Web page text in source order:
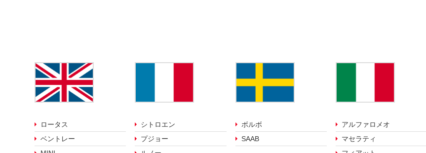
ロータス
ベントレー
シトロエン
プジョー
ボルボ
SAAB
アルファロメオ
マセラティ